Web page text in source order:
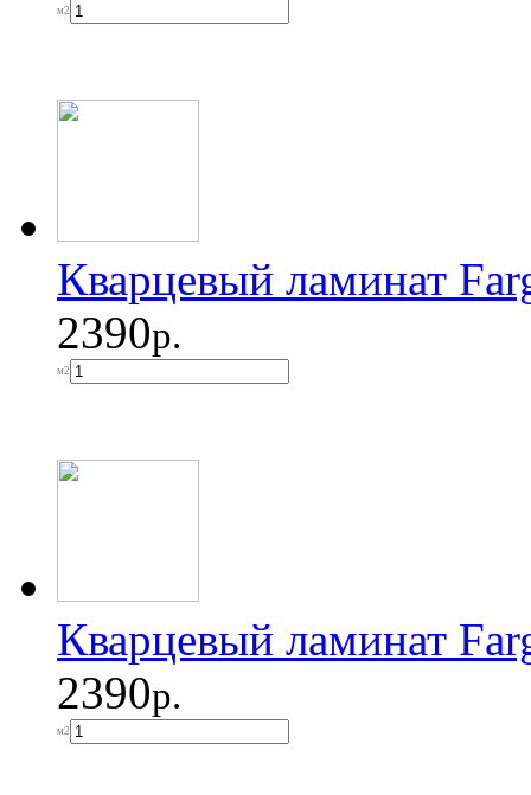
м2
Кварцевый ламинат
2390р.
м2
Кварцевый ламинат
2390р.
м2